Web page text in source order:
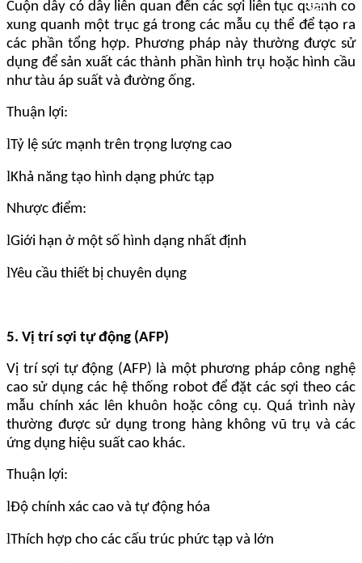
Cuộn dây có dây liên quan đến các sợi liên tục quanh co
xung quanh một trục gá trong các mẫu cụ thể để tạo ra
các phần tổng hợp. Phương pháp này thường được sử
dụng để sản xuất các thành phần hình trụ hoặc hình cầu
như tàu áp suất và đường ống.
Thuận lợi:
lTỷ lệ sức mạnh trên trọng lượng cao
lKhả năng tạo hình dạng phức tạp
Nhược điểm:
lGiới hạn ở một số hình dạng nhất định
lYêu cầu thiết bị chuyên dụng
5. Vị trí sợi tự động (AFP)
Vị trí sợi tự động (AFP) là một phương pháp công nghệ
cao sử dụng các hệ thống robot để đặt các sợi theo các
mẫu chính xác lên khuôn hoặc công cụ. Quá trình này
thường được sử dụng trong hàng không vũ trụ và các
ứng dụng hiệu suất cao khác.
Thuận lợi:
lĐộ chính xác cao và tự động hóa
lThích hợp cho các cấu trúc phức tạp và lớn